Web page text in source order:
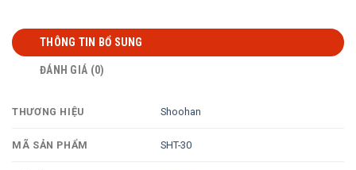
THÔNG TIN BỔ SUNG
ĐÁNH GIÁ (0)
THƯƠNG HIỆU Shoohan
MÃ SẢN PHẨM SHT-30